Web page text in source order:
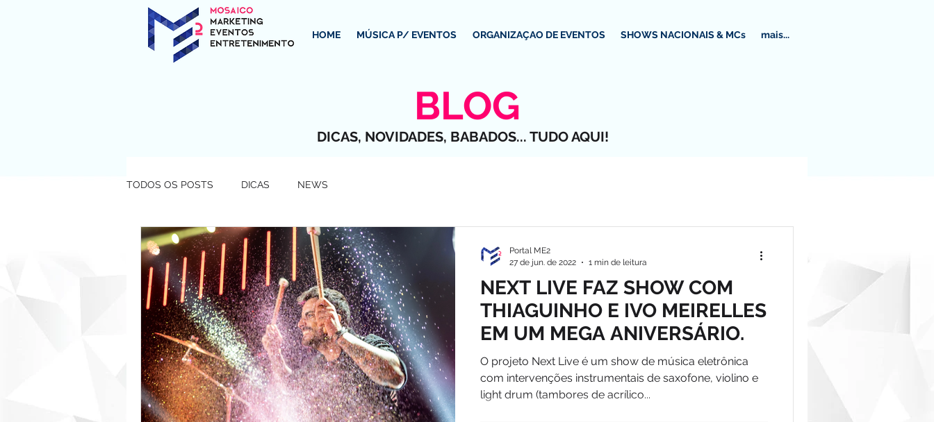
HOME MÚSICA P/ EVENTOS ORGANIZAÇAO DE EVENTOS SHOWS NACIONAIS & MCs mais...
BLOG
DICAS, NOVIDADES, BABADOS... TUDO AQUI!
TODOS OS POSTS DICAS NEWS
NEXT LIVE FAZ SHOW COM
THIAGUINHO E IVO MEIRELLES
EM UM MEGA ANIVERSÁRIO.
O projeto Next Live é um show de música eletrônica
com intervenções instrumentais de saxofone, violino e
light drum (tambores de acrílico...
Portal ME2
27 de jun. de 2022
1 min de leitura